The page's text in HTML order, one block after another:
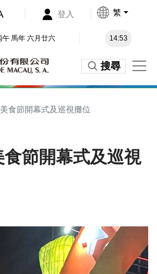
登入 繁
午 馬年 六月廿六 14:53
搜尋
食節開幕式及巡視攤位
節開幕式及巡視